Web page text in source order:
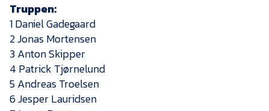
Blue Water Arena
Aktionærinformation
Kontakt
Job i EfB
Truppen:
1 Daniel Gadegaard
2 Jonas Mortensen
3 Anton Skipper
4 Patrick Tjørnelund
5 Andreas Troelsen
6 Jesper Lauridsen